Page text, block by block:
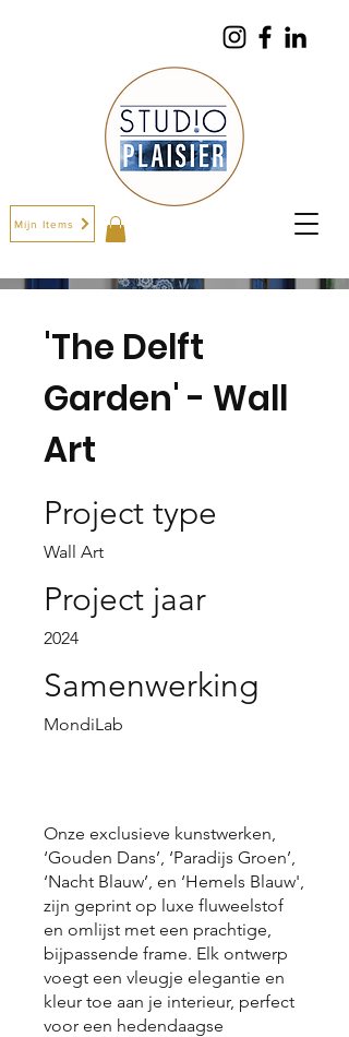
Mijn Items
'The Delft
Garden' - Wall
Art
Project type
Wall Art
Project jaar
2024
Samenwerking
MondiLab
Onze exclusieve kunstwerken,
‘Gouden Dans’, ‘Paradijs Groen’,
‘Nacht Blauw’, en ‘Hemels Blauw',
zijn geprint op luxe fluweelstof
en omlijst met een prachtige,
bijpassende frame. Elk ontwerp
voegt een vleugje elegantie en
kleur toe aan je interieur, perfect
voor een hedendaagse